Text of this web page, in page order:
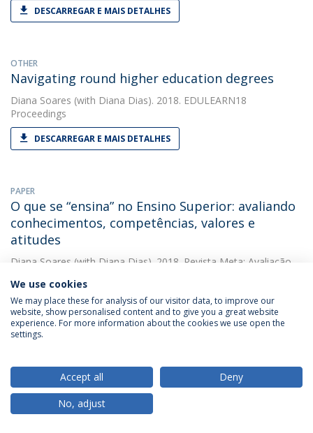
DESCARREGAR E MAIS DETALHES
OTHER
Navigating round higher education degrees
Diana Soares (with Diana Dias). 2018. EDULEARN18
Proceedings
DESCARREGAR E MAIS DETALHES
PAPER
O que se “ensina” no Ensino Superior: avaliando
conhecimentos, competências, valores e
atitudes
Diana Soares (with Diana Dias). 2018. Revista Meta: Avaliação
DESCARREGAR E MAIS DETALHES
OTHER
Diana Soares(with Diana Soares). 2018. EDULEARN18
Proceedings
DESCARREGAR E MAIS DETALHES
We use cookies
We may place these for analysis of our visitor data, to improve our
website, show personalised content and to give you a great website
experience. For more information about the cookies we use open the
settings.
Accept all
Deny
No, adjust